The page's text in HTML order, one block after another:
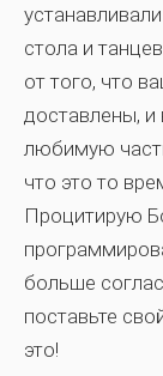
стола и
от того, что
доставлены, и
любимую
что это то
Процитирую
больше
поставьте
это!